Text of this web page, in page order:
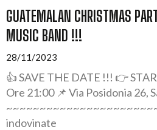
GUATEMALAN CHRISTMAS
MUSIC BAND !!!
28/11/2023
👍 SAVE THE DATE !!! 👉
Ore 21:00 📌 Via Posidonia 26,
indovinate